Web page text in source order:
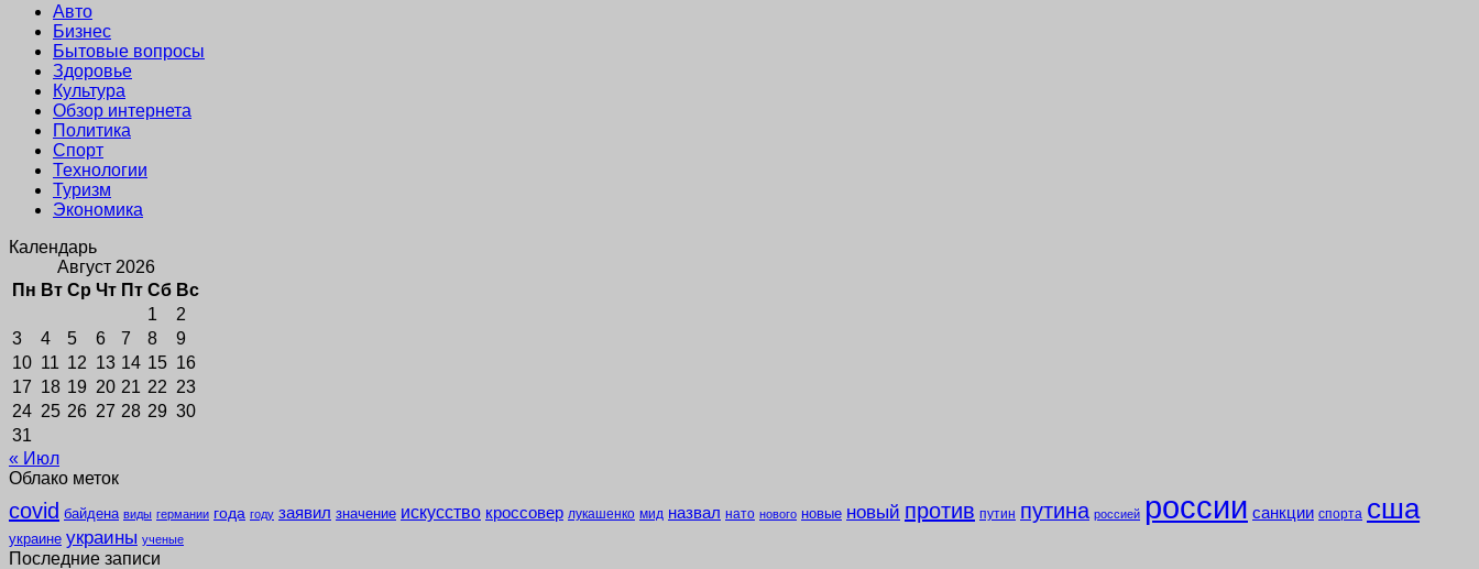
Авто
Бизнес
Бытовые вопросы
Здоровье
Культура
Обзор интернета
Политика
Спорт
Технологии
Туризм
Экономика
Календарь
Август 2026
Пн Вт Ср Чт Пт Сб Вс
1
2
3
4 5 6 7 8
9
10 11 12 13 14 15 16
17 18 19 20 21 22 23
24 25 26 27 28 29 30
31
« Июл
Облако меток
covid байдена виды германии года году заявил значение искусство кроссовер лукашенко мид назвал нато нового новые новый против путин путина россией россии санкции спорта сша
украине украины ученые
Последние записи